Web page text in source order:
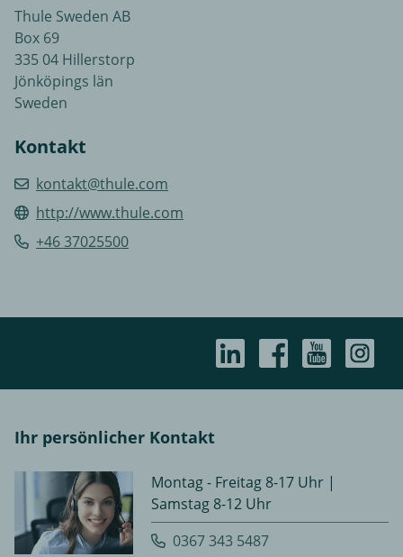
Thule Sweden AB
Box 69
335 04 Hillerstorp
Jönköpings län
Sweden
Kontakt
kontakt@thule.com
http://www.thule.com
+46 37025500
Ihr persönlicher Kontakt
Montag - Freitag 8-17 Uhr |
Samstag 8-12 Uhr
0367 343 5487